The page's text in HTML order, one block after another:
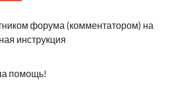
форума (комментатором) на
инструкция
помощь!